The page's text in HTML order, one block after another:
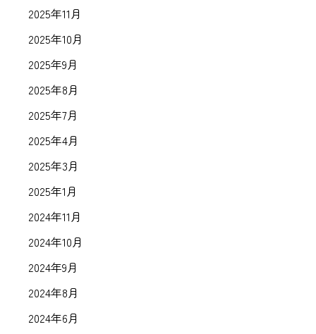
2025年11月
2025年10月
2025年9月
2025年8月
2025年7月
2025年4月
2025年3月
2025年1月
2024年11月
2024年10月
2024年9月
2024年8月
2024年6月